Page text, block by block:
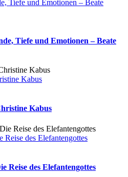
Tiefe und Emotionen – Beate
Tiefe und Emotionen – Beate
Kabus
Kabus
Reise des Elefantengottes
Reise des Elefantengottes